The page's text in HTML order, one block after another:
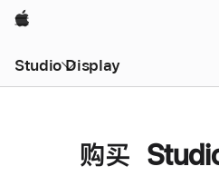
Apple
Studio Display
购买